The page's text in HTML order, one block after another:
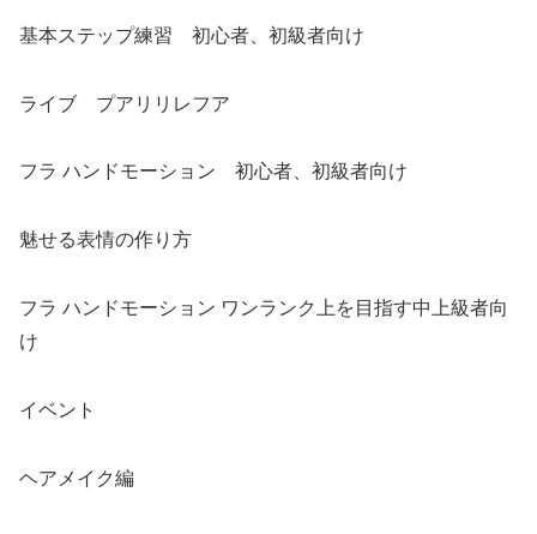
基本ステップ練習 初心者、初級者向け
ライブ プアリリレフア
フラ ハンドモーション 初心者、初級者向け
魅せる表情の作り方
フラ ハンドモーション ワンランク上を目指す中上級者向
け
イベント
ヘアメイク編